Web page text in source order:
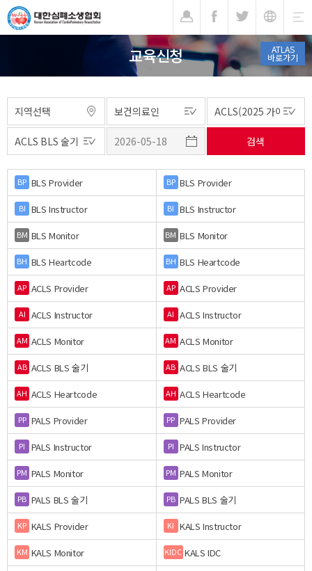
ATLAS
바로가기
교육신청
BP BLS Provider BP BLS Provider
BI BLS Instructor BI BLS Instructor
BM BLS Monitor BM BLS Monitor
BH BLS Heartcode BH BLS Heartcode
AP ACLS Provider AP ACLS Provider
AI ACLS Instructor AI ACLS Instructor
AM ACLS Monitor AM ACLS Monitor
AB ACLS BLS 술기 AB ACLS BLS 술기
AH ACLS Heartcode AH ACLS Heartcode
PP PALS Provider PP PALS Provider
PI PALS Instructor PI PALS Instructor
PM PALS Monitor PM PALS Monitor
PB PALS BLS 술기 PB PALS BLS 술기
KP KALS Provider KI KALS Instructor
KM KALS Monitor KIDC KALS IDC